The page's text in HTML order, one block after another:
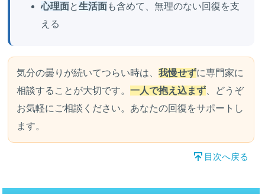
心理面と生活面も含めて、無理のない回復を支
える
気分の曇りが続いてつらい時は、我慢せずに専門家に
相談することが大切です。一人で抱え込まず 、どうぞ
お気軽にご相談ください。あなたの回復をサポートし
ます。
目次へ戻る